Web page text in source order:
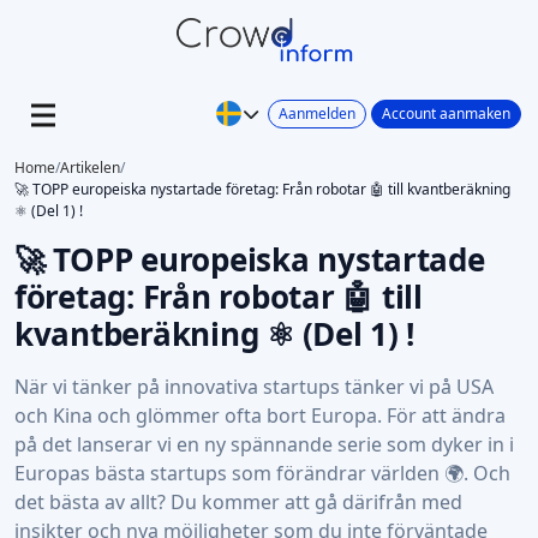
Aanmelden Account aanmaken
Home/Artikelen/
🚀 TOPP europeiska nystartade företag: Från robotar 🤖 till kvantberäkning
⚛️ (Del 1) !
🚀 TOPP europeiska nystartade
företag: Från robotar 🤖 till
kvantberäkning ⚛️ (Del 1) !
När vi tänker på innovativa startups tänker vi på USA
och Kina och glömmer ofta bort Europa. För att ändra
på det lanserar vi en ny spännande serie som dyker in i
Europas bästa startups som förändrar världen 🌍. Och
det bästa av allt? Du kommer att gå därifrån med
insikter och nya möjligheter som du inte förväntade